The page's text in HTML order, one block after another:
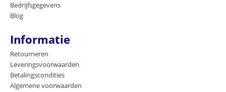
Bedrijfsgegevens
Blog
Informatie
Retourneren
Leveringsvoorwaarden
Betalingscondities
Algemene voorwaarden